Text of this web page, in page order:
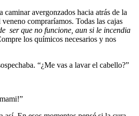
avergonzados hacia atrás de la
compraríamos. Todas las cajas
ser que no funcione, aun si le incendia
los químicos necesarios y nos
“¿Me vas a lavar el cabello?”